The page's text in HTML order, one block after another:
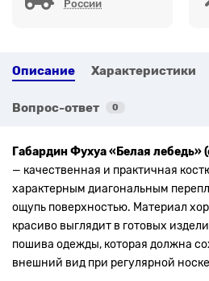
России
Описание Характеристики
Вопрос-ответ 0
Габардин Фухуа «Белая лебедь»
— качественная и практичная
характерным диагональным
ощупь поверхностью. Материал
красиво выглядит в готовых
пошива одежды, которая должна
внешний вид при регулярной